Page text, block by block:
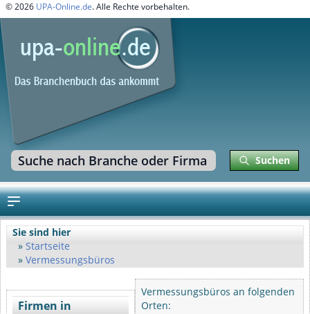
© 2026 UPA-Online.de. Alle Rechte vorbehalten.
Suchen
Sie sind hier
Startseite
Vermessungsbüros
Firmen in
Vermessungsbüros an folgenden
Orten: